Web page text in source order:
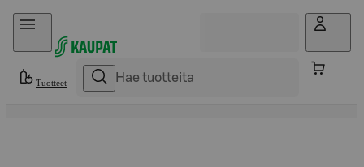
Hyppää sisältöön
Tuotteet